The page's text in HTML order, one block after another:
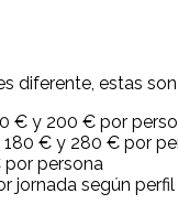
estas
€ y 200 € por
180 € y 280 € por
persona
jornada según perfil